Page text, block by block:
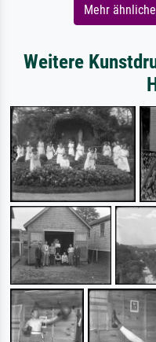
Mehr
Weitere